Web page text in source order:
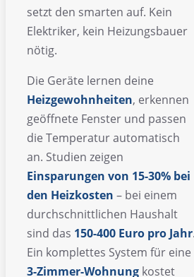
setzt den smarten auf. Kein
Elektriker, kein Heizungsbauer
nötig.
Die Geräte lernen deine
Heizgewohnheiten, erkennen
geöffnete Fenster und passen
die Temperatur automatisch
an. Studien zeigen
Einsparungen von 15-30% bei
den Heizkosten – bei einem
durchschnittlichen Haushalt
sind das 150-400 Euro pro Jahr.
Ein komplettes System für eine
3-Zimmer-Wohnung kostet